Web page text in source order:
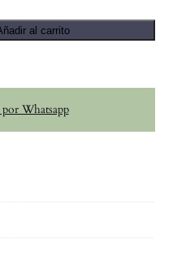
al carrito
Whatsapp